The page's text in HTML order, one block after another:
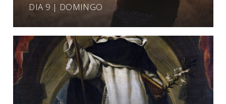
DIA 9 | DOMINGO